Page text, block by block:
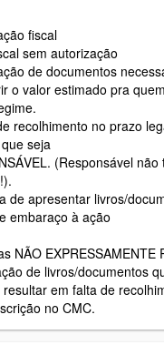
fiscal
sem autorização
de documentos
o valor estimado pra
recolhimento no prazo
seja
(Responsável
de apresentar livros/
embaraço à ação
NÃO EXPRESSAMENTE
de livros/documentos
em falta de
no CMC.